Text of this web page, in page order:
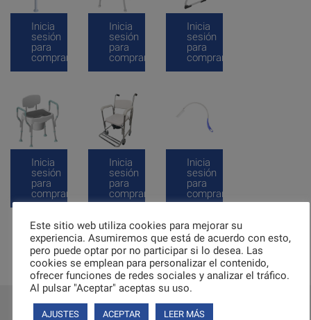
Inicia
sesión
para
comprar
Inicia
sesión
para
comprar
Inicia
sesión
para
comprar
Inicia
sesión
para
comprar
Inicia
sesión
para
comprar
Inicia
sesión
para
comprar
Anterior 1 2 3 4 5
6
7
8 Siguiente
Este sitio web utiliza cookies para mejorar su
experiencia. Asumiremos que está de acuerdo con esto,
pero puede optar por no participar si lo desea. Las
cookies se emplean para personalizar el contenido,
ofrecer funciones de redes sociales y analizar el tráfico.
Al pulsar "Aceptar" aceptas su uso.
AJUSTES ACEPTAR LEER MÁS